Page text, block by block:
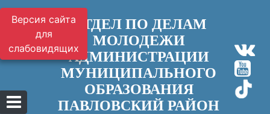
Версия сайта
для
слабовидящих
ОТДЕЛ ПО ДЕЛАМ
МОЛОДЕЖИ
АДМИНИСТРАЦИИ
МУНИЦИПАЛЬНОГО
ОБРАЗОВАНИЯ
ПАВЛОВСКИЙ РАЙОН